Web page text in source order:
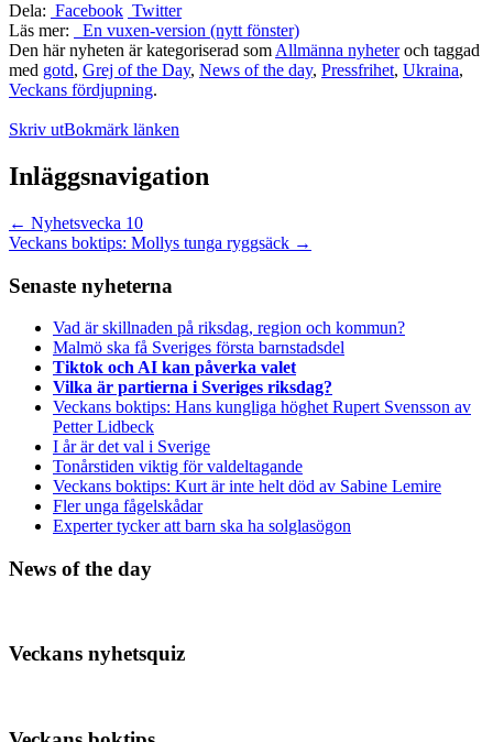
Dela: Facebook Twitter
Läs mer:
En vuxen-version (nytt fönster)
Den här nyheten är kategoriserad som Allmänna nyheteroch taggad
med gotd, Grej of the Day, News of the day, Pressfrihet, Ukraina,
Veckans fördjupning.
Skriv utBokmärk länken
Inläggsnavigation
← Nyhetsvecka 10
Veckans boktips: Mollys tunga ryggsäck →
Senaste nyheterna
Vad är skillnaden på riksdag, region och kommun?
Malmö ska få Sveriges första barnstadsdel
Tiktok och AI kan påverka valet
Vilka är partierna i Sveriges riksdag?
Veckans boktips: Hans kungliga höghet Rupert Svensson av
Petter Lidbeck
I år är det val i Sverige
Tonårstiden viktig för valdeltagande
Veckans boktips: Kurt är inte helt död av Sabine Lemire
Fler unga fågelskådar
Experter tycker att barn ska ha solglasögon
News of the day
Veckans nyhetsquiz